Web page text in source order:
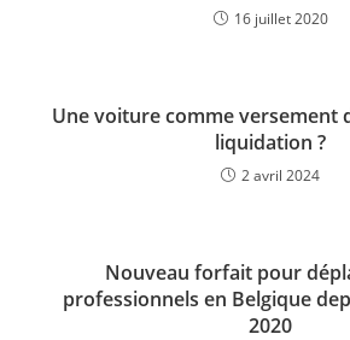
16 juillet 2020
Une voiture comme versement
liquidation ?
2 avril 2024
Nouveau forfait pour
professionnels en Belgique
2020